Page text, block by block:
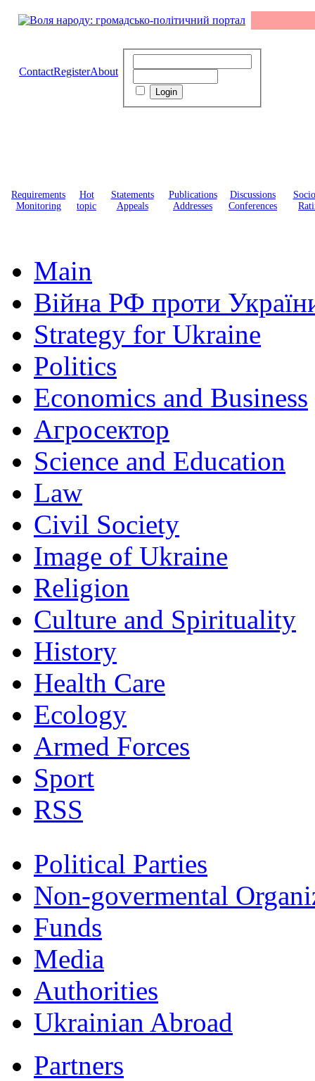
ContactRegisterAbout
Requirements
Monitoring
Hot
topic
Statements
Appeals
Publications
Addresses
Discussions
Conferences
Main
Війна РФ проти
Strategy for Ukraine
Politics
Economics and Business
Агросектор
Science and Education
Law
Civil Society
Image of Ukraine
Religion
Culture and Spirituality
History
Health Care
Ecology
Armed Forces
Sport
RSS
Political Parties
Non-govermental
Funds
Мedia
Authorities
Ukrainian Abroad
Partners